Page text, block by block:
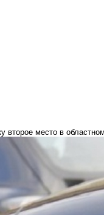
второе место в